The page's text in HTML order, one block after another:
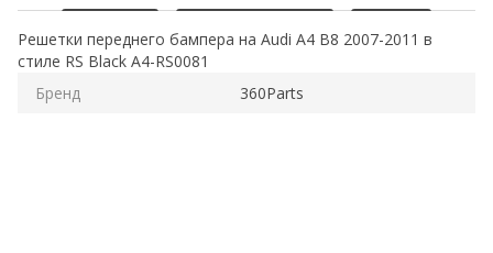
Решетки переднего бампера на Audi A4 B8 2007-2011 в
стиле RS Black A4-RS0081
Бренд
360Parts